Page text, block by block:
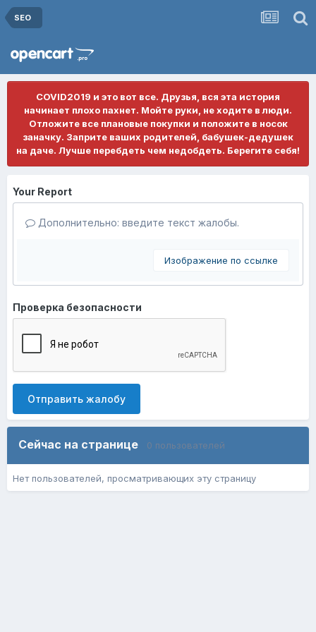
SEO
COVID2019 и это вот все. Друзья, вся эта история
начинает плохо пахнет. Мойте руки, не ходите в люди.
Отложите все плановые покупки и положите в носок
заначку. Заприте ваших родителей, бабушек-дедушек
на даче. Лучше перебдеть чем недобдеть. Берегите себя!
Your Report
Дополнительно: введите текст жалобы.
Изображение по ссылке
Проверка безопасности
Отправить жалобу
Сейчас на странице 0 пользователей
Нет пользователей, просматривающих эту страницу